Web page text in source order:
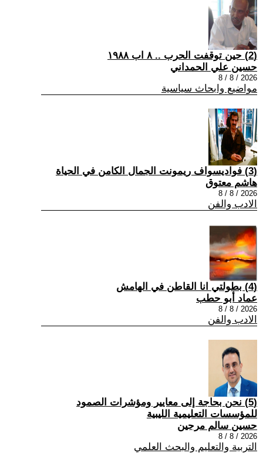
(2) حين توقفت الحرب .. ٨ اب ١٩٨٨
حسين علي الحمداني
2026 / 8 / 8
مواضيع وابحاث سياسية
(3) فواديسواف ريمونت الجمال الكامن في الحياة
هاشم معتوق
2026 / 8 / 8
الادب والفن
(4) بطولتي انا القاطن في الهامش
عماد أبو حطب
2026 / 8 / 8
الادب والفن
(5) نحن بحاجة إلى معايير ومؤشرات الصمود
للمؤسسات التعليمية الليبية
حسين سالم مرجين
2026 / 8 / 8
التربية والتعليم والبحث العلمي